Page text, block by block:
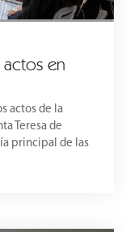
en
actos de la
Teresa de
principal de las